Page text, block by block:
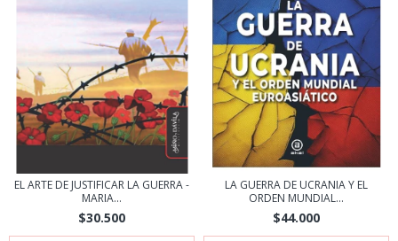
EL ARTE DE JUSTIFICAR LA GUERRA -
MARIA...
$30.500
LA GUERRA DE UCRANIA Y EL
ORDEN MUNDIAL...
$44.000